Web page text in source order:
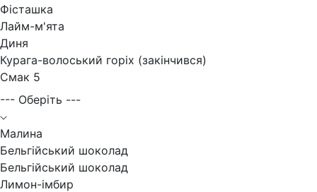
Фісташка
Лайм-м'ята
Диня
Курага-волоський горіх (закінчився)
Смак 5
--- Оберіть ---
Малина
Бельгійський шоколад
Бельгійський шоколад
Лимон-імбир